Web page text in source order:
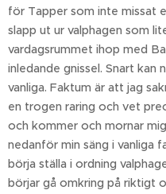
för Tapper som inte missat
slapp ut ur valphagen som
vardagsrummet ihop med
inledande gnissel. Snart
vanliga. Faktum är att jag
en trogen raring och vet
och kommer och mornar
nedanför min säng i vanliga
börja ställa i ordning
börjar gå omkring på riktigt